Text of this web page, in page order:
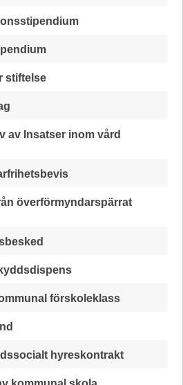
stiftelse
av Insatser inom vård
överförmyndarspärrat
förskoleklass
hyreskontrakt